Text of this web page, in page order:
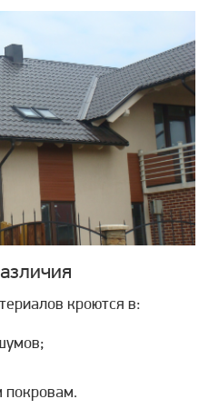
кроются в:
покровам.